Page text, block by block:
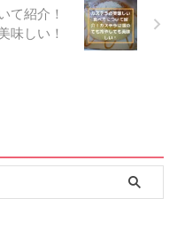
て紹介！
味しい！